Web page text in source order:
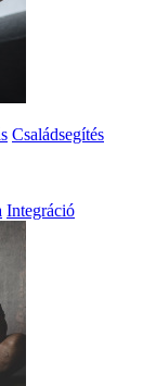
Családsegítés
Integráció